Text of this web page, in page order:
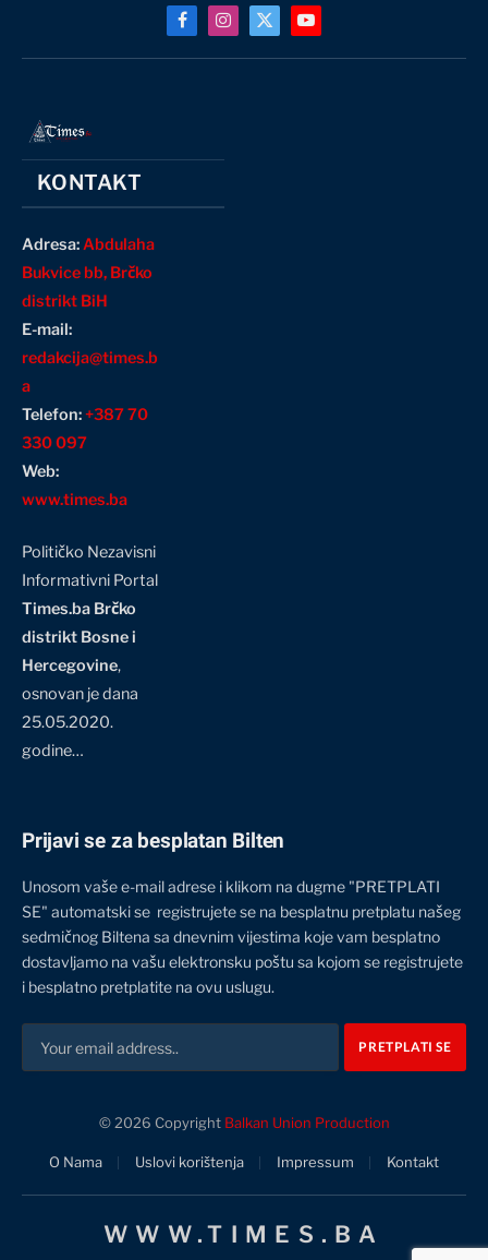
FacebookInstagram
X
YouTube
KONTAKT
Adresa:Abdulaha
Bukvice bb, Brčko
distrikt BiH
E-mail:
redakcija@times.b
a
Telefon:+387 70
330 097
Web:
www.times.ba
Političko Nezavisni
Informativni Portal
Times.ba Brčko
distrikt Bosne i
Hercegovine,
osnovan je dana
25.05.2020.
godine…
Prijavi se za besplatan Bilten
Unosom vaše e-mail adrese i klikom na dugme "PRETPLATI
SE" automatski se registrujete se na besplatnu pretplatu našeg
sedmičnog Biltena sa dnevnim vijestima koje vam besplatno
dostavljamo na vašu elektronsku poštu sa kojom se registrujete
i besplatno pretplatite na ovu uslugu.
© 2026 Copyright Balkan Union Production
O Nama Uslovi korištenja Impressum Kontakt
WWW.TIMES.BA